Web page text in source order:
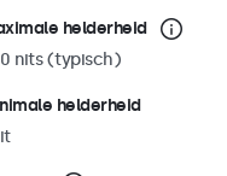
helderheid
nits (typisch)
helderheid